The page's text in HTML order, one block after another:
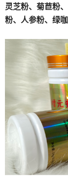
灵芝粉、 菊苣粉、
粉、人参粉、绿